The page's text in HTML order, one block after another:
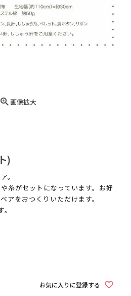
画像拡大
)
。
糸がセットになっています。お好
アをおつくりいただけます。
お気に入りに登録する